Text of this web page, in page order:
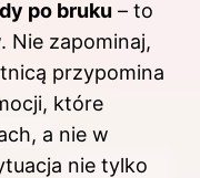
po bruku – to
Nie zapominaj,
przypomina
które
a nie w
nie tylko